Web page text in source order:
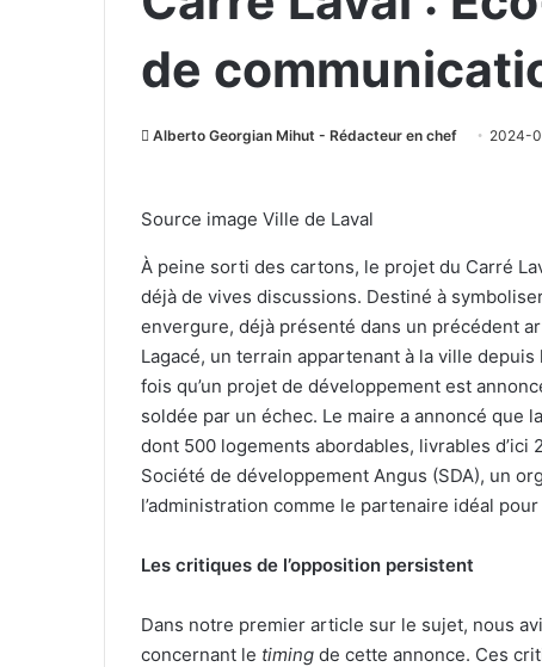
de
Alberto Georgian Mihut - Rédacteur en chef 2024-
Source image Ville de Laval
À peine sorti des cartons, le projet du Carré
déjà de vives discussions. Destiné à
envergure, déjà présenté dans un précédent
Lagacé, un terrain appartenant à la ville
fois qu’un projet de développement est
soldée par un échec. Le maire a annoncé que
dont 500 logements abordables, livrables
Société de développement Angus (SDA), un
l’administration comme le partenaire idéal
Les critiques de l’opposition persistent
Dans notre premier article sur le sujet, nous
concernant le timing de cette annonce. Ces